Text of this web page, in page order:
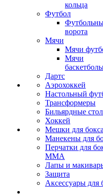
кольца
Футбол
ворота
Мячи
Мячи
Мячи
Дартс
Аэрохоккей
Настольный
Трансформеры
Бильярдные
Хоккей
Мешки для бокса
Манекены для
Перчатки для
MMA
Лапы и
Защита
Аксессуары для